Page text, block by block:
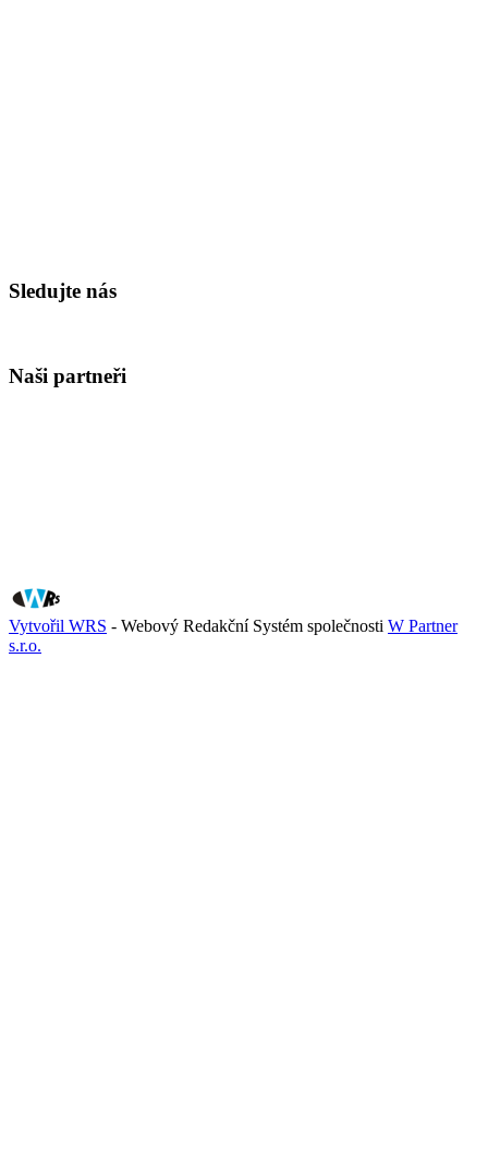
Sledujte nás
Naši partneři
Vytvořil WRS - Webový Redakční Systém společnosti W Partner
s.r.o.